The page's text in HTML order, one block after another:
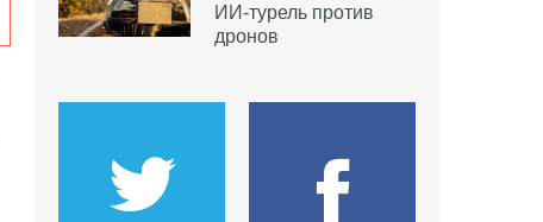
ИИ-турель против
дронов